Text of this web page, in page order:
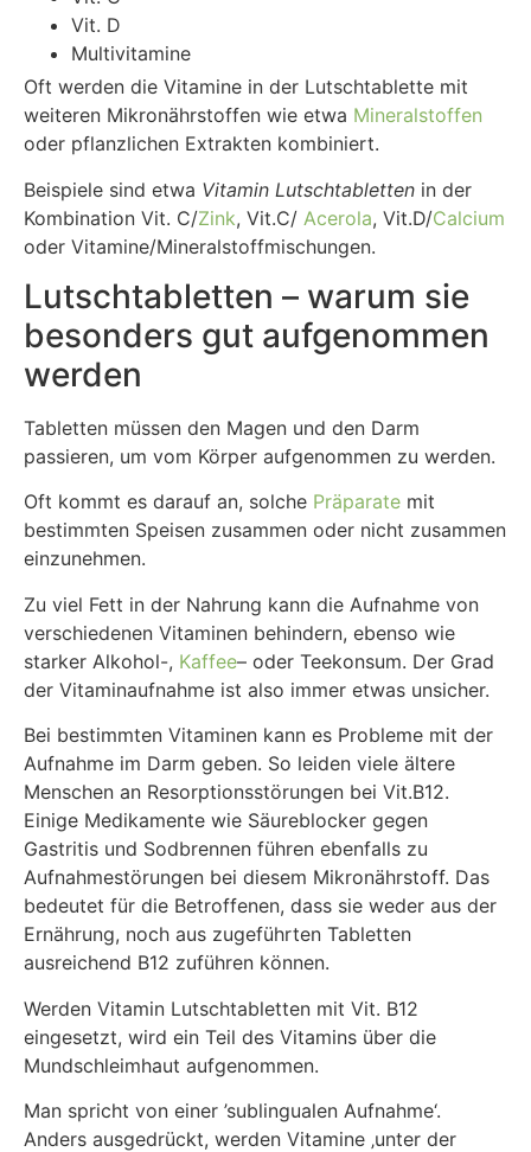
Vit. D
Multivitamine
Oft werden die Vitamine in der Lutschtablette mit
weiteren Mikronährstoffen wie etwa Mineralstoffen
oder pflanzlichen Extrakten kombiniert.
Beispiele sind etwa Vitamin Lutschtabletten in der
Kombination Vit. C/Zink, Vit.C/ Acerola, Vit.D/Calcium
oder Vitamine/Mineralstoffmischungen.
Lutschtabletten – warum sie
besonders gut aufgenommen
werden
Tabletten müssen den Magen und den Darm
passieren, um vom Körper aufgenommen zu werden.
Oft kommt es darauf an, solche Präparate mit
bestimmten Speisen zusammen oder nicht zusammen
einzunehmen.
Zu viel Fett in der Nahrung kann die Aufnahme von
verschiedenen Vitaminen behindern, ebenso wie
starker Alkohol-, Kaffee– oder Teekonsum. Der Grad
der Vitaminaufnahme ist also immer etwas unsicher.
Bei bestimmten Vitaminen kann es Probleme mit der
Aufnahme im Darm geben. So leiden viele ältere
Menschen an Resorptionsstörungen bei Vit.B12.
Einige Medikamente wie Säureblocker gegen
Gastritis und Sodbrennen führen ebenfalls zu
Aufnahmestörungen bei diesem Mikronährstoff. Das
bedeutet für die Betroffenen, dass sie weder aus der
Ernährung, noch aus zugeführten Tabletten
ausreichend B12 zuführen können.
Werden Vitamin Lutschtabletten mit Vit. B12
eingesetzt, wird ein Teil des Vitamins über die
Mundschleimhaut aufgenommen.
Man spricht von einer ’sublingualen Aufnahme‘.
Anders ausgedrückt, werden Vitamine ‚unter der